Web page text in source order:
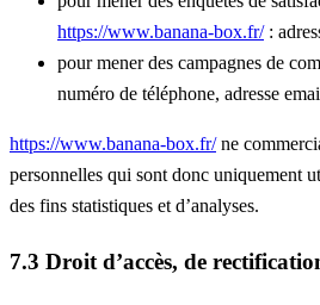
https://www.banana-box.fr/:
pour mener des campagnes de
numéro de téléphone, adresse
https://www.banana-box.fr/ne
personnelles qui sont donc uniquement
des fins statistiques et d’analyses.
7.3 Droit d’accès, de